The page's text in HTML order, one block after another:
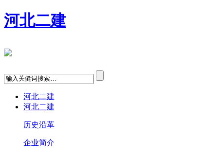
河北二建
河北二建
河北二建
历史沿革
企业简介